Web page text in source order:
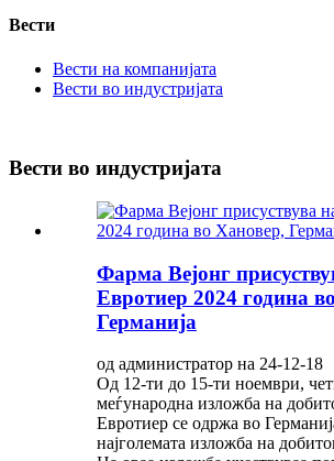
Вести
Вести на компанијата
Вести во индустријата
Вести во индустријата
Фарма Вејонг
Евротиер 2024 година
Германија
од администратор на 24-12-18
Од 12-ти до 15-ти ноември,
меѓународна изложба на
Евротиер се одржа во
најголемата изложба на